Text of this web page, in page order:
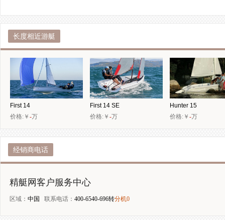
长度相近游艇
First 14
价格:￥ -万
First 14 SE
价格:￥ -万
Hunter 15
价格:￥ -万
经销商电话
精艇网客户服务中心
区域： 中国 联系电话： 400-6540-696转分机0